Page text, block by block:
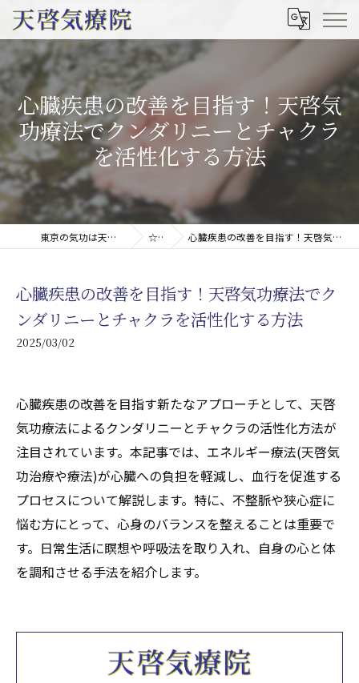
心臓疾患の改善を目指す！天啓気
功療法でクンダリニーとチャクラ
を活性化する方法
東京の気功は天啓気療院(天啓気功療法治療院) ☆コラム 心臓疾患の改善を目指す！天啓気功療法でクンダリニーとチャクラを活性化する方法
心臓疾患の改善を目指す！天啓気功療法でク
ンダリニーとチャクラを活性化する方法
2025/03/02
心臓疾患の改善を目指す新たなアプローチとして、天啓
気功療法によるクンダリニーとチャクラの活性化方法が
注目されています。本記事では、エネルギー療法(天啓気
功治療や療法)が心臓への負担を軽減し、血行を促進する
プロセスについて解説します。特に、不整脈や狭心症に
悩む方にとって、心身のバランスを整えることは重要で
す。日常生活に瞑想や呼吸法を取り入れ、自身の心と体
を調和させる手法を紹介します。